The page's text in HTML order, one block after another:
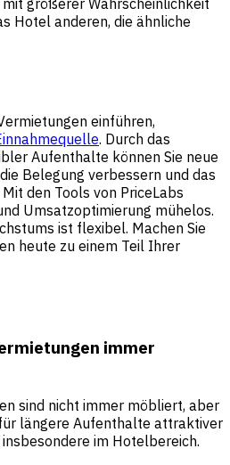
größerer Wahrscheinlichkeit
Hotel anderen, die ähnliche
einführen,
. Durch das
Aufenthalte können Sie neue
Belegung verbessern und das
den Tools von PriceLabs
Umsatzoptimierung mühelos.
ist flexibel. Machen Sie
heute zu einem Teil Ihrer
immer
sind nicht immer möbliert, aber
längere Aufenthalte attraktiver
im Hotelbereich.